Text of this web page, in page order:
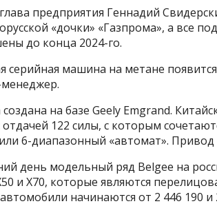
предприятия Геннадий
«дочки» «Газпрома», а все
до конца 2024-го.
серийная машина на метане
на базе Geely Emgrand.
122 силы, с которым
6-диапазонный «автомат».
день модельный ряд Belgee на
и X70, которые являются
начинаются от 2 446 190 и